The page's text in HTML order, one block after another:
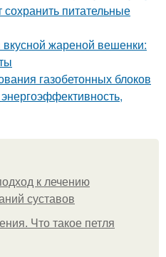
питательные
жареной вешенки:
газобетонных блоков
к лечению
суставов
Что такое петля